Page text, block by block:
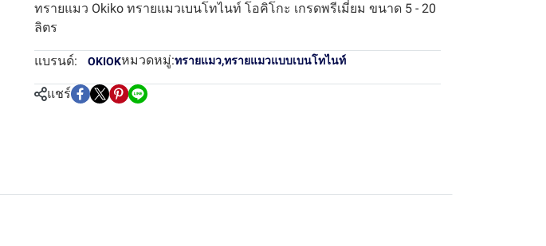
ทรายแมว Okiko ทรายแมวเบนโทไนท์ โอคิโกะ เกรดพรีเมี่ยม ขนาด 5 - 20
ลิตร
แบรนด์: OKIOKหมวดหมู่:ทรายแมว,ทรายแมวแบบเบนโทไนท์
แชร์